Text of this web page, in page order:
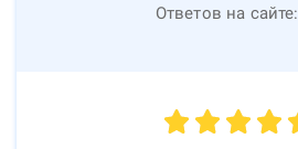
Ответов на сайте: